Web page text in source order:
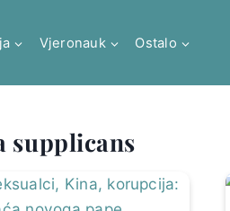
Vjeronauk Ostalo
supplicans